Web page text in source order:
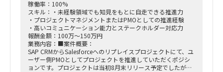
●先方与件に対する、元請の見解（提案方針）：以下の形で提
案
・②③の要件定義の前段階の、要求定義から実施する。まず
「要求整理フェーズ」2か月★
・現状①②③案は、ビジネススキーム・課金は未検討もしく
は相当荒い状態。
この辺り検討にも踏み込む必要性が生じたら、柔軟に対応
する必要あり（但し、支援期間は延長する等、A社と調整する
稼働率：100%
スキル：・未経験領域でも知見をもとに自走できる推進力
・プロジェクトマネジメントまたはPMOとしての推進経験
・高いコミュニケーション能力とステークホルダー対応力
報酬金額：100万～150万円
業務内容：■案件概要：
SAP CRMからSalesforceへのリプレイスプロジェクトにて、ユ
ーザー側PMOとしてプロジェクトを推進していただくポジシ
ョンです。プロジェクトは当初8月末リリース予定でしたが、